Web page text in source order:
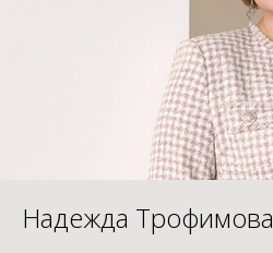
Надежда Трофимова